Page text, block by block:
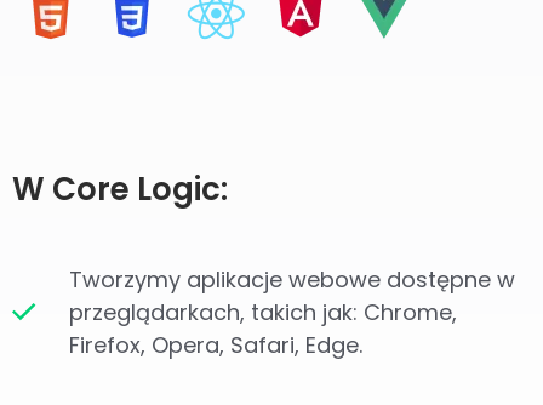
W Core Logic:
Tworzymy aplikacje webowe dostępne w
przeglądarkach, takich jak: Chrome,
Firefox, Opera, Safari, Edge.